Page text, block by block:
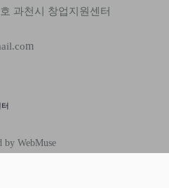
과천시 창업지원센터
m
by WebMuse